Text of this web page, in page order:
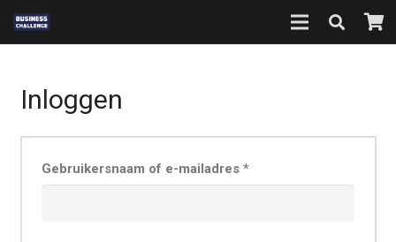
Inloggen
Gebruikersnaam of e-mailadres *